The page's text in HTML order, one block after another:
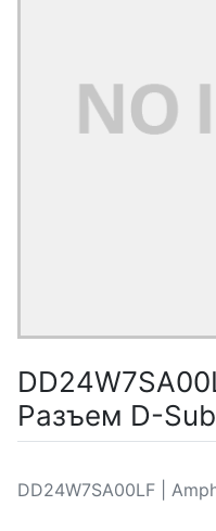
Разъем D-Sub
DD24W7SA00LF |